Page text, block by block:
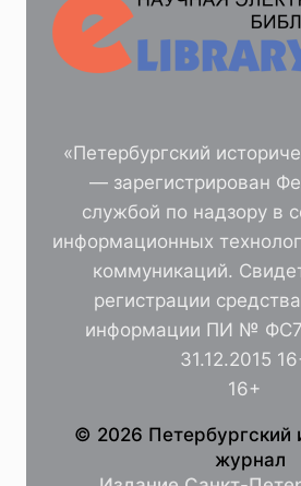
«Петербургский
— зарегистрирован
службой по надзору в
информационных
коммуникаций.
регистрации
информации ПИ №
31.12.2015
16+
© 2026 Петербургский
журнал